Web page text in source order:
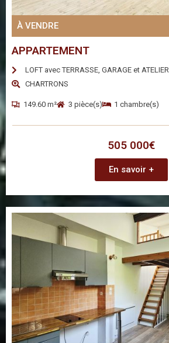
À VENDRE
APPARTEMENT
LOFT avec TERRASSE, GARAGE et ATELIER
CHARTRONS
149.60 m² 3 pièce(s) 1 chambre(s)
505 000€
En savoir +